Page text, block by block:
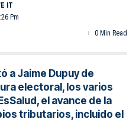
Pm
0 Min Read
a Jaime Dupuy de
electoral, los varios
el avance de la
tributarios, incluido el